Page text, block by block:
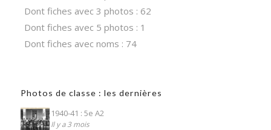
Dont fiches avec 3 photos : 62
Dont fiches avec 5 photos : 1
Dont fiches avec noms : 74
Photos de classe : les dernières
1940-41 : 5e A2
Il y a 3 mois